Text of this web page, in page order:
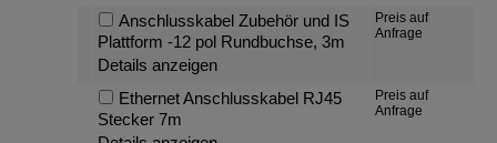
Anschlusskabel Zubehör und IS
Plattform -12 pol Rundbuchse, 3m
Details anzeigen
Preis auf
Anfrage
Ethernet Anschlusskabel RJ45
Stecker 7m
Preis auf
Anfrage